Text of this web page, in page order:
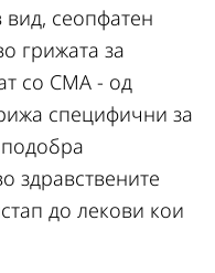
вид, сеопфатен
грижата за
со СМА - од
специфични за
здравствените
до лекови кои